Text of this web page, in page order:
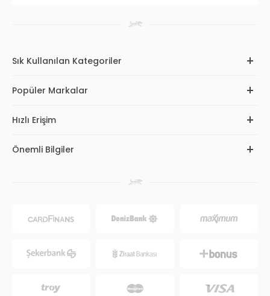
Sık Kullanılan Kategoriler
Popüler Markalar
Hızlı Erişim
Önemli Bilgiler